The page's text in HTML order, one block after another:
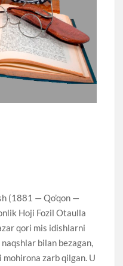
(1881 — Qo’qon —
Hoji Fozil Otaulla
qori mis idishlarni
bilan bezagan,
zarb qilgan. U